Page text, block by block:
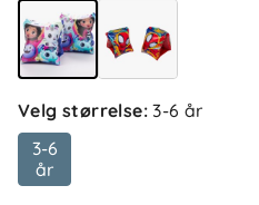
Velg størrelse:3-6 år
3-6
år
4.0
basert på 2 anmeldelser
3